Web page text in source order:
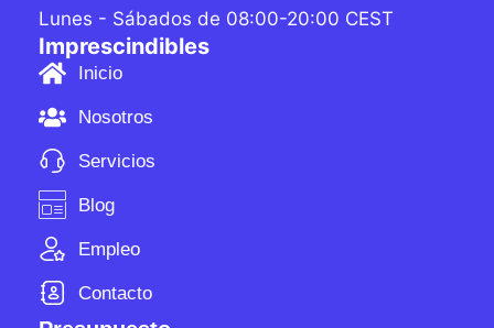
Lunes - Sábados de 08:00-20:00 CEST
Imprescindibles
Inicio
Nosotros
Servicios
Blog
Empleo
Contacto